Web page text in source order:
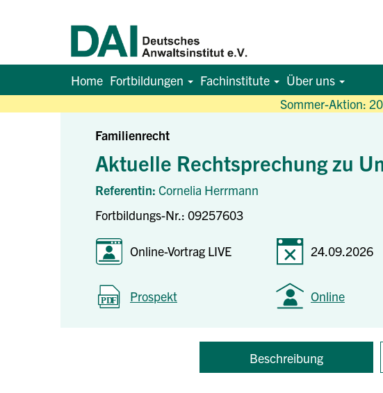
Sommer-Aktion:
Home Fortbildungen Fachinstitute Über uns
Familienrecht
Aktuelle Rechtsprechung zu
Referentin: Cornelia Herrmann
Fortbildungs-Nr.: 09257603
Online-Vortrag LIVE 24.09.2026
Prospekt Online
Beschreibung